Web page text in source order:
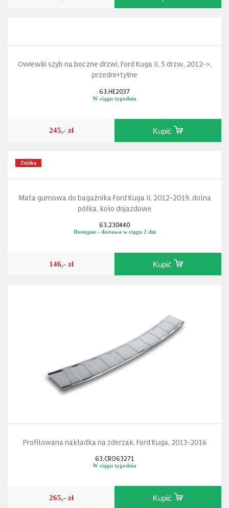
Owiewki szyb na boczne drzwi, Ford Kuga II, 5 drzw., 2012->,
przedni+tyłne
63.HE2037
W ciągu tygodnia
245,- zł Kupić
Zniżka
Mata gumowa do bagażnika Ford Kuga II, 2012-2019, dolna
półka, koło dojazdowe
63.230440
Dostępne - dostawa w ciągu 2 dni
146,- zł Kupić
Profilowana nakładka na zderzak, Ford Kuga, 2013-2016
63.CRO63271
W ciągu tygodnia
265,- zł Kupić